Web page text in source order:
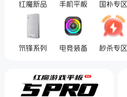
红魔新品 手机平板 国补专区
氘锋系列 电竞装备 秒杀专区